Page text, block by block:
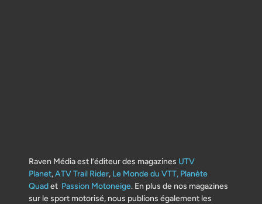
Raven Média est l’éditeur des magazines UTV
Planet,ATV Trail Rider, Le Monde du VTT, Planète
Quadet Passion Motoneige. En plus de nos magazines
sur le sport motorisé, nous publions également les